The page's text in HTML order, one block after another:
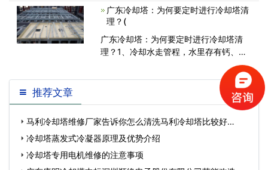
要的的的。冷却塔维修维护保养可以很大
程度地提高冷却塔应用期限，减少冷却<
广东冷却塔：为何要定时进行冷却塔清
理？(
广东冷却塔：为何要定时进行冷却塔清
理？1、冷却水走管程，水里存有钙、铝
离子与酸式硫化物。在穿过热传导金属表
推荐文章
马利冷却塔维修厂家告诉你怎么清洗马利冷却塔比较好…
冷却塔蒸发式冷凝器原理及优势介绍
冷却塔专用电机维修的注意事项